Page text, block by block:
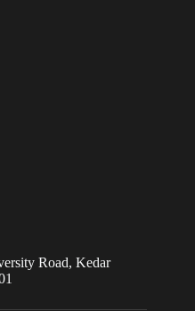
Road, Kedar